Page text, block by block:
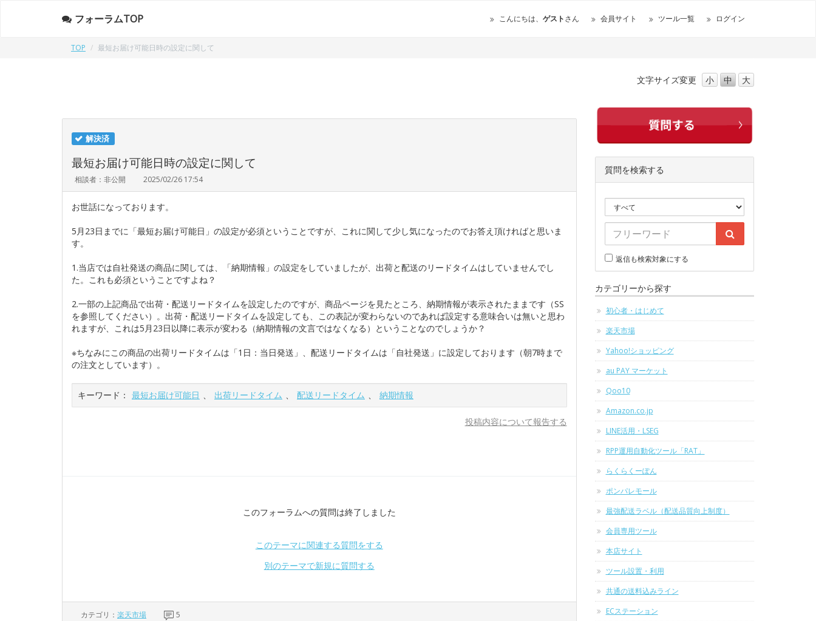
フォーラムTOP こんにちは、 ゲストさん 会員サイト ツール一覧 ログイン
TOP 最短お届け可能日時の設定に関して
文字サイズ変更 小 中 大
解決済
最短お届け可能日時の設定に関して
相談者：非公開 2025/02/26 17:54
お世話になっております。
5月23日までに「最短お届け可能日」の設定が必須ということですが、これに関して少し気になったのでお答え頂ければと思いま
す。
1.当店では自社発送の商品に関しては、「納期情報」の設定をしていましたが、出荷と配送のリードタイムはしていませんでし
た。これも必須ということですよね？
2.一部の上記商品で出荷・配送リードタイムを設定したのですが、商品ページを見たところ、納期情報が表示されたままです（SS
を参照してください）。出荷・配送リードタイムを設定しても、この表記が変わらないのであれば設定する意味合いは無いと思わ
れますが、これは5月23日以降に表示が変わる（納期情報の文言ではなくなる）ということなのでしょうか？
※ちなみにこの商品の出荷リードタイムは「1日：当日発送」、配送リードタイムは「自社発送」に設定しております（朝7時まで
の注文としています）。
キーワード： 最短お届け可能日 、 出荷リードタイム 、 配送リードタイム 、 納期情報
投稿内容について報告する
このフォーラムへの質問は終了しました
このテーマに関連する質問をする
別のテーマで新規に質問する
カテゴリ： 楽天市場 5
質問を検索する
返信も検索対象にする
カテゴリーから探す
初心者・はじめて
楽天市場
Yahoo!ショッピング
au PAY マーケット
Qoo10
Amazon.co.jp
LINE活用・LSEG
RPP運用自動化ツール「RAT」
らくらくーぽん
ポンパレモール
最強配送ラベル（配送品質向上制度）
会員専用ツール
本店サイト
ツール設置・利用
共通の送料込みライン
ECステーション